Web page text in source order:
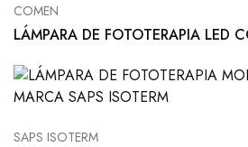
COMEN
LÁMPARA DE FOTOTERAPIA LED
SAPS ISOTERM